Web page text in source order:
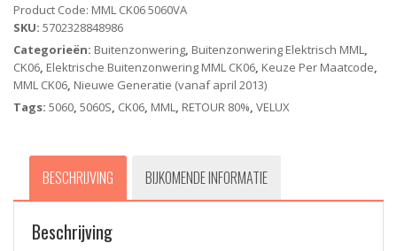
(Op
Netstroom)
-
NIEUW
aantal
Product Code: MML CK06 5060VA
SKU: 5702328848986
Categorieën: Buitenzonwering Buitenzonwering Elektrisch MML
CK06 Elektrische Buitenzonwering MML CK06 Keuze Per Maatcode
MML CK06 Nieuwe Generatie (vanaf april 2013)
Tags: 5060 5060S CK06 MML RETOUR 80% VELUX
BESCHRIJVING BIJKOMENDE INFORMATIE
Beschrijving